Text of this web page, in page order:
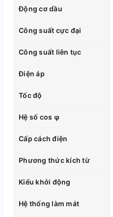
Động cơ dầu
Công suất cực đại
Công suất liên tục
Điện áp
Tốc độ
Hệ số cos φ
Cấp cách điện
Phương thức kích từ
Kiểu khởi động
Hệ thống làm mát